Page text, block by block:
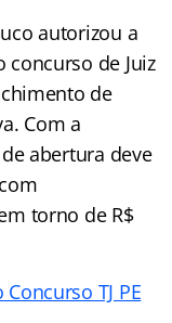
autorizou a
concurso de Juiz
de
Com a
abertura deve
torno de R$
TJ PE